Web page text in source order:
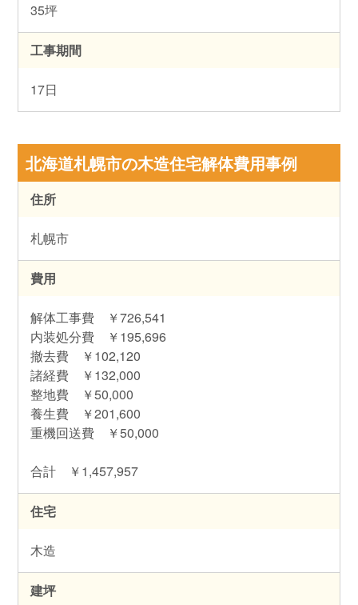
35坪
工事期間
17日
北海道札幌市の木造住宅解体費用事例
住所
札幌市
費用
解体工事費 ￥726,541
内装処分費 ￥195,696
撤去費 ￥102,120
諸経費 ￥132,000
整地費 ￥50,000
養生費 ￥201,600
重機回送費 ￥50,000
合計 ￥1,457,957
住宅
木造
建坪